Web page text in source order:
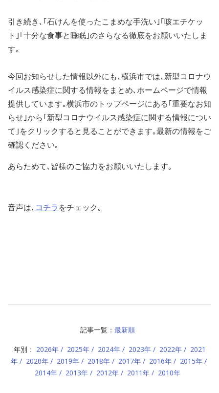
引き続き､｢石けんを使ったこまめな手洗い｣｢咳エチケッ
ト｣｢十分な食事と睡眠｣のさらなる徹底をお願いいたしま
す｡
今回お知らせした情報以外にも､横浜市では､新型コロナウ
イルス感染症に関する情報をまとめ､ホームページで情報
提供しています｡横浜市のトップページにある｢重要なお知
らせ｣から｢新型コロナウイルス感染症に関する情報につい
て｣をクリックすると 見ることができます｡最新の情報をご
確認ください｡
あらためて､皆様のご協力をお願いいたします｡
音声は､ コチラをチェック｡
記事一覧： 最新順
年別： 2026年 2025年 2024年 2023年 2022年
2021
年
2020年 2019年 2018年 2017年 2016年
2015年
2014年
2013年 2012年 2011年 2010年